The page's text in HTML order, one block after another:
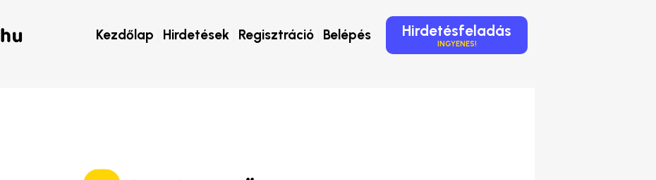
Hirdetésfeladás
INGYENES!
Belépés
Regisztráció
Hirdetések
Kezdőlap